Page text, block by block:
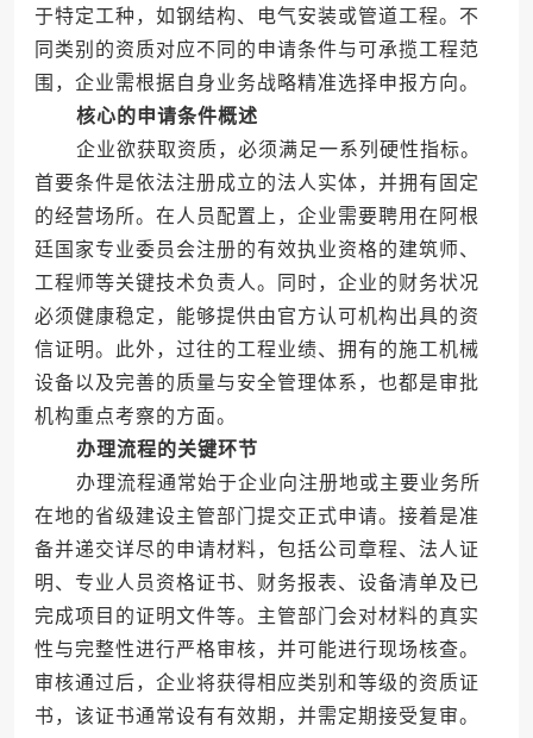
于特定工种，如钢结构、电气安装或管道工程。不
同类别的资质对应不同的申请条件与可承揽工程范
围，企业需根据自身业务战略精准选择申报方向。
核心的申请条件概述
企业欲获取资质，必须满足一系列硬性指标。
首要条件是依法注册成立的法人实体，并拥有固定
的经营场所。在人员配置上，企业需要聘用在阿根
廷国家专业委员会注册的有效执业资格的建筑师、
工程师等关键技术负责人。同时，企业的财务状况
必须健康稳定，能够提供由官方认可机构出具的资
信证明。此外，过往的工程业绩、拥有的施工机械
设备以及完善的质量与安全管理体系，也都是审批
机构重点考察的方面。
办理流程的关键环节
办理流程通常始于企业向注册地或主要业务所
在地的省级建设主管部门提交正式申请。接着是准
备并递交详尽的申请材料，包括公司章程、法人证
明、专业人员资格证书、财务报表、设备清单及已
完成项目的证明文件等。主管部门会对材料的真实
性与完整性进行严格审核，并可能进行现场核查。
审核通过后，企业将获得相应类别和等级的资质证
书，该证书通常设有有效期，并需定期接受复审。